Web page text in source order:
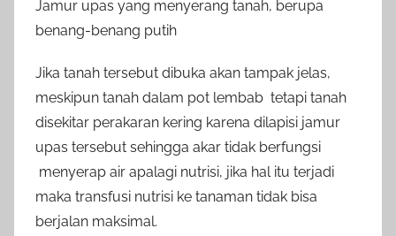
Jamur upas yang menyerang tanah, berupa
benang-benang putih
Jika tanah tersebut dibuka akan tampak jelas,
meskipun tanah dalam pot lembab tetapi tanah
disekitar perakaran kering karena dilapisi jamur
upas tersebut sehingga akar tidak berfungsi
menyerap air apalagi nutrisi, jika hal itu terjadi
maka transfusi nutrisi ke tanaman tidak bisa
berjalan maksimal.